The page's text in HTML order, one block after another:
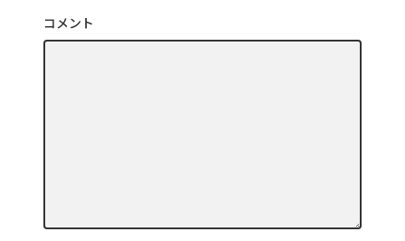
コメント